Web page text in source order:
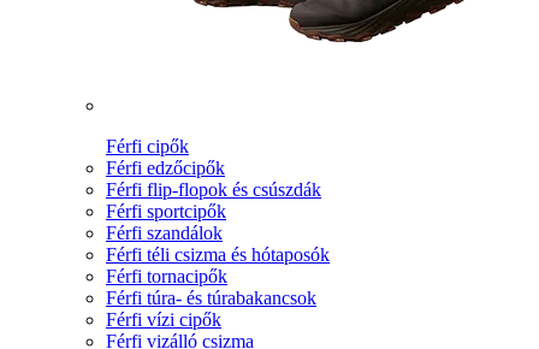
Férfi cipők
Férfi edzőcipők
Férfi flip-flopok és csúszdák
Férfi sportcipők
Férfi szandálok
Férfi téli csizma és hótaposók
Férfi tornacipők
Férfi túra- és túrabakancsok
Férfi vízi cipők
Férfi vizálló csizma